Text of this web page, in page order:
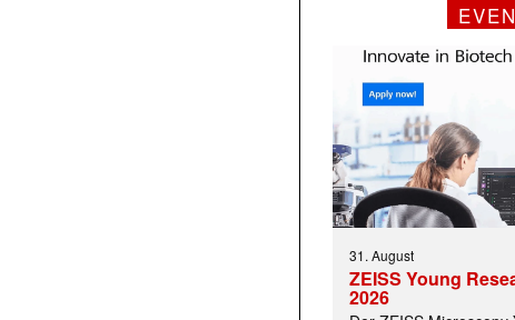
31. August
ZEISS Young
2026